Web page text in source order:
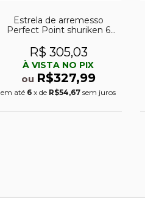
Estrela de arremesso
Perfect Point shuriken 6
R$ 305,03
À VISTA NO PIX
ou R$327,99
em até 6 x de R$54,67 sem juros